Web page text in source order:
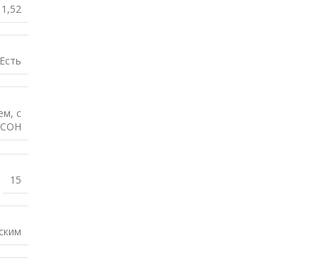
1,52
Есть
, с
15